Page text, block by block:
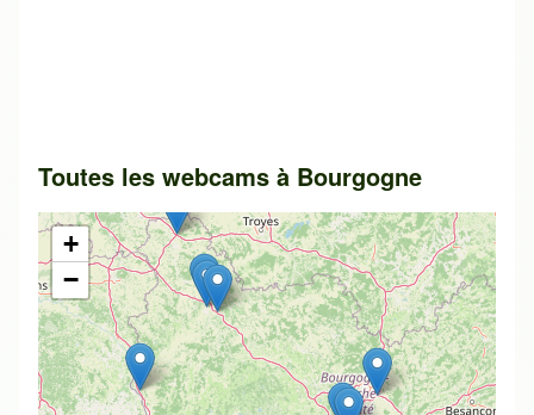
Toutes les webcams à Bourgogne
+
−